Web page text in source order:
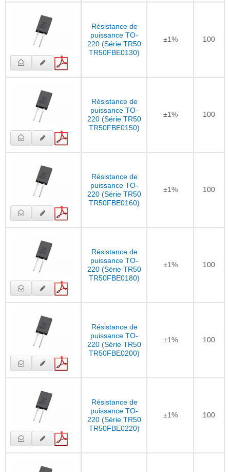
Résistance de
puissance TO-
220 (Série TR50
TR50FBE0130)
±1% 100
Résistance de
puissance TO-
220 (Série TR50
TR50FBE0150)
±1% 100
Résistance de
puissance TO-
220 (Série TR50
TR50FBE0160)
±1% 100
Résistance de
puissance TO-
220 (Série TR50
TR50FBE0180)
±1% 100
Résistance de
puissance TO-
220 (Série TR50
TR50FBE0200)
±1% 100
Résistance de
puissance TO-
220 (Série TR50
TR50FBE0220)
±1% 100